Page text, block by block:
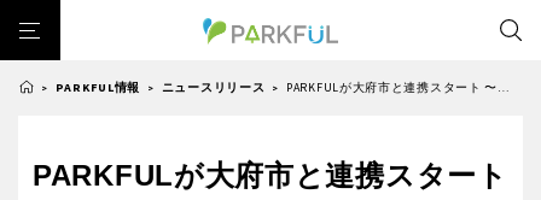
芝生広場 幼児向け 大型遊具 ピックアップ1000公園
北海道・東北
大型遊具 ピックアップ1000公園
> PARKFUL情報 > ニュースリリース > PARKFULが大府市と連携スタート 〜公園情報のタイムリーな共有・交換ツールとして〜
PARKFULが大府市と連携スタート